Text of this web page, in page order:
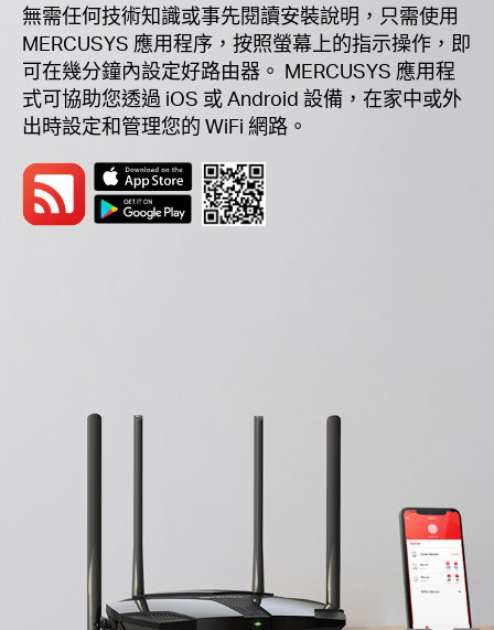
無需任何技術知識或事先閱讀安裝說明，只需使用
MERCUSYS 應用程序，按照螢幕上的指示操作，即
可在幾分鐘內設定好路由器。 MERCUSYS 應用程
式可協助您透過 iOS 或 Android 設備，在家中或外
出時設定和管理您的 WiFi 網路。